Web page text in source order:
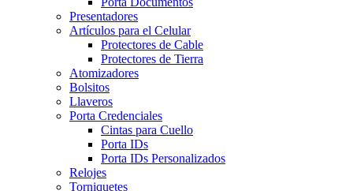
Presentadores
Artículos para el Celular
Protectores de Cable
Protectores de Tierra
Atomizadores
Bolsitos
Llaveros
Porta Credenciales
Cintas para Cuello
Porta IDs
Porta IDs Personalizados
Relojes
Torniquetes